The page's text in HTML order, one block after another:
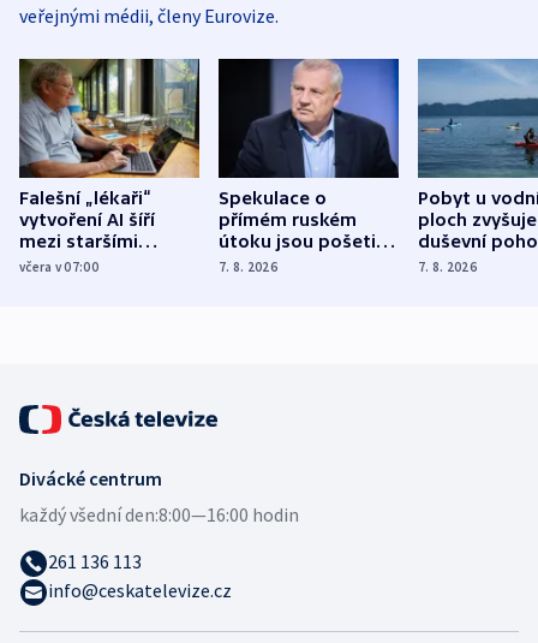
veřejnými médii, členy Eurovize.
Falešní „lékaři“
vytvoření AI šíří
mezi staršími
Poláky nebezpečné
včera v 07:00
Spekulace o
přímém ruském
útoku jsou pošetilé,
míní estonský
7. 8. 2026
Pobyt u
ploch zvyšuje
duševní
ukázala
7. 8. 2026
Divácké centrum
každý všední den:8:00—16:00 hodin
261 136 113
info@ceskatelevize.cz